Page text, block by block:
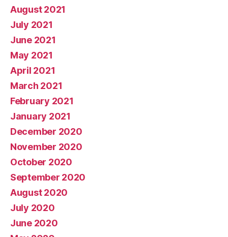
August 2021
July 2021
June 2021
May 2021
April 2021
March 2021
February 2021
January 2021
December 2020
November 2020
October 2020
September 2020
August 2020
July 2020
June 2020